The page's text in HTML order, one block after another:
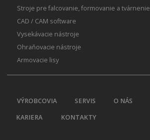
VÝROBCOVIA SERVIS O NÁS
KARIERA
KONTAKTY
Stroje pre falcovanie, formovanie a tvárnenie
CAD / CAM software
Vysekávacie nástroje
Ohraňovacie nástroje
Armovacie lisy